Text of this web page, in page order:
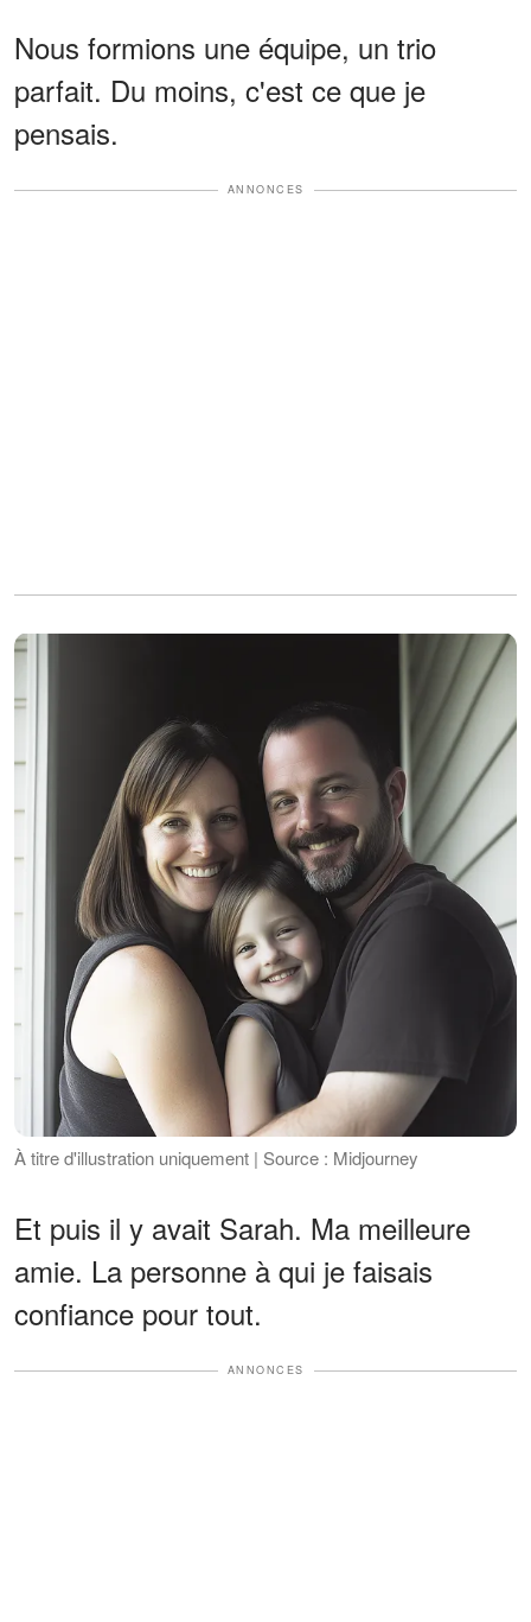
Nous formions une équipe, un trio
parfait. Du moins, c'est ce que je
pensais.
ANNONCES
À titre d'illustration uniquement | Source : Midjourney
Et puis il y avait Sarah. Ma meilleure
amie. La personne à qui je faisais
confiance pour tout.
ANNONCES